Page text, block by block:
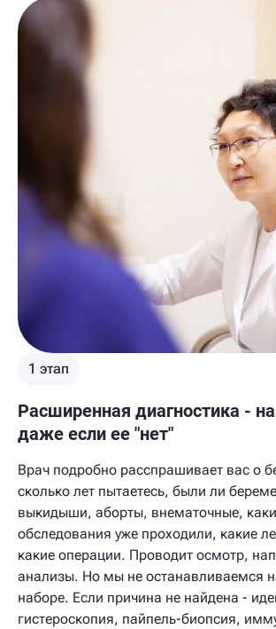
1 этап
Расширенная диагностика -
даже если ее "нет"
Врач подробно расспрашивает вас о
сколько лет пытаетесь, были ли
выкидыши, аборты, внематочные,
обследования уже проходили, какие
какие операции. Проводит осмотр,
анализы. Но мы не останавливаемся
наборе. Если причина не найдена -
гистероскопия, пайпель-биопсия,